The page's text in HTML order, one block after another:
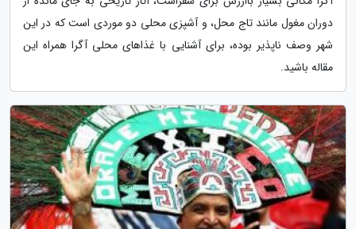
دوران مغول مانند تاج محل، و آشپزی محلی دو موردی است که در این
شهر وصف ناپذیر بوده، برای آشنایی با غذاهای محلی آگرا همراه این
مقاله باشید.